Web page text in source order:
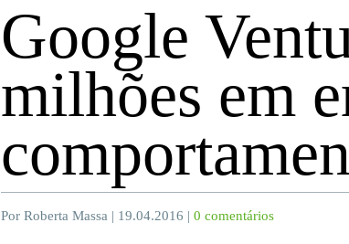
Google
milhões em
Por Roberta Massa | 19.04.2016 | 0 comentários